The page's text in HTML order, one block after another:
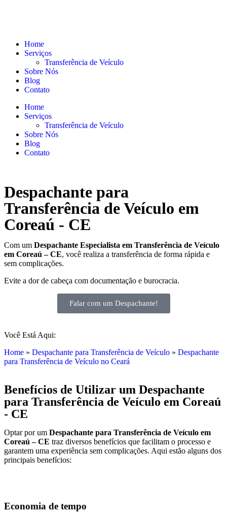
Home
Serviços
Transferência de Veículo
Sobre Nós
Blog
Contato
Home
Serviços
Transferência de Veículo
Sobre Nós
Blog
Contato
Despachante para
Transferência de Veículo em
Coreaú - CE
Com um Despachante Especialista em Transferência de Veículo
em Coreaú – CE, você realiza a transferência de forma rápida e
sem complicações.
Evite a dor de cabeça com documentação e burocracia.
Falar com um Despachante!
Você Está Aqui:
Home » Despachante para Transferência de Veículo » Despachante
para Transferência de Veículo no Ceará
Benefícios de Utilizar um Despachante
para Transferência de Veículo em Coreaú
- CE
Optar por um Despachante para Transferência de Veículo em
Coreaú – CE traz diversos benefícios que facilitam o processo e
garantem uma experiência sem complicações. Aqui estão alguns dos
principais benefícios:
Economia de tempo